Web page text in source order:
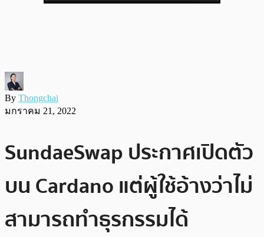
By Thongchai
มกราคม 21, 2022
SundaeSwap ประกาศเปิดตัว
บน Cardano แต่ผู้ใช้อ้างว่าไม่
สามารถทำธุรกรรมได้